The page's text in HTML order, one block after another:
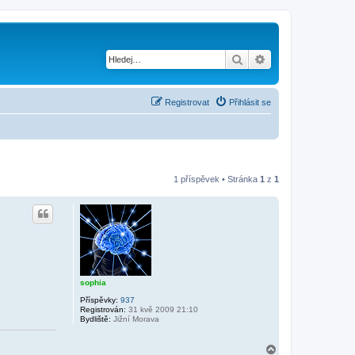
Hledat
Přihlásit se
Registrovat
1 příspěvek • Stránka 1 z 1
sophia
Příspěvky: 937
Registrován: 31 kvě 2009 21:10
Bydliště: Jižní Morava